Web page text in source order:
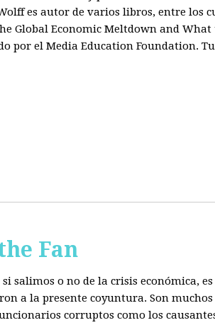
es autor de varios libros, entre los
Global Economic Meltdown and What
por el Media Education Foundation.
Fan
salimos o no de la crisis económica,
a la presente coyuntura. Son
corruptos como los